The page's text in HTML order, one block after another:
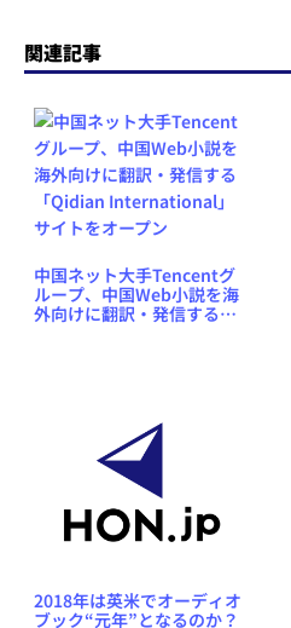
関連記事
中国ネット大手Tencentグ
ループ、中国Web小説を海
外向けに翻訳・発信する
2018年は英米でオーディオ
ブック“元年”となるのか？